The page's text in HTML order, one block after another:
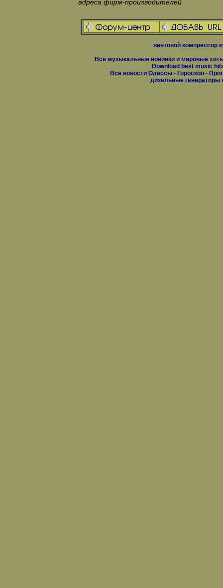
адреса фирм-производителей
винтовой компрессор
Все музыкальные новинки и мировые
Download best music
Все новости Одессы - Гороскоп -
дизельные генераторы